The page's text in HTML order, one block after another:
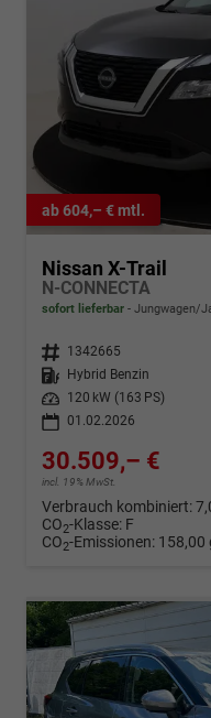
ab 604,– € mtl.
Nissan X-Trail
N-CONNECTA
sofort lieferbar Jungwagen/
Fahrzeugnr. 1342665
Kraftstoff
Hybrid Benzin
Leistung
120 kW (163 PS)
01.02.2026
30.509,– €
incl. 19% MwSt.
Verbrauch kombiniert:
CO2-Klasse: F
CO2-Emissionen: 158,00